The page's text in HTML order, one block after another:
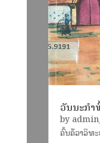
ວັນນະກຳ
by
ຄົ້ນຄ້ວາວິທະ